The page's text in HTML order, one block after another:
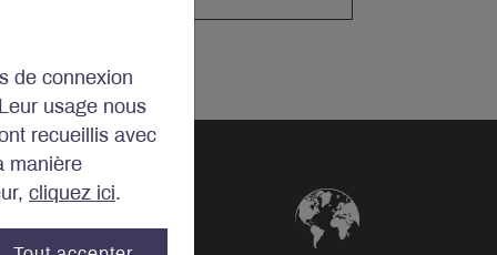
de connexion
usage nous
recueillis avec
manière
cliquez ici.